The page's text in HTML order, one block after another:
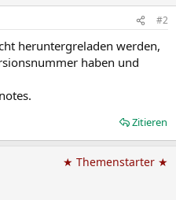
#2
heruntergreladen werden,
haben und
Zitieren
★ Themenstarter ★